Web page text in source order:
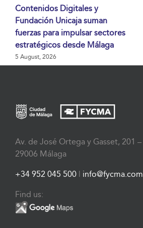
Contenidos Digitales y
Fundación Unicaja suman
fuerzas para impulsar sectores
estratégicos desde Málaga
5 August, 2026
Av. de José Ortega y Gasset, 201 –
29006 Málaga
+34 952 045 500 | info@fycma.com
Find us: